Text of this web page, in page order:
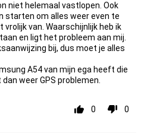
niet helemaal vastlopen. Ook
starten om alles weer even te
van. Waarschijnlijk heb ik
en ligt het probleem aan mij.
bij, dus moet je alles
A54 van mijn ega heeft die
weer GPS problemen.
0 0